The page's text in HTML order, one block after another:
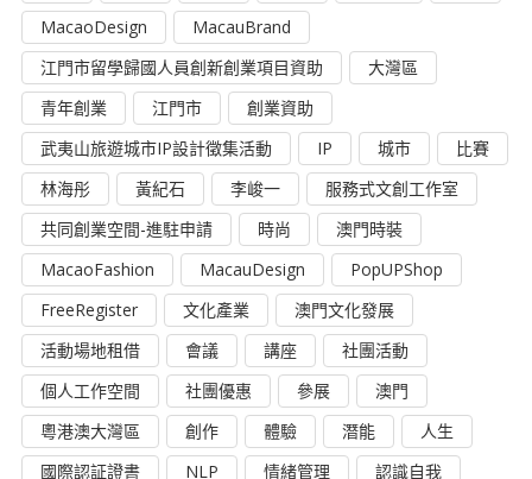
MacaoDesign
MacauBrand
江門市留學歸國人員創新創業項目資助
大灣區
青年創業
江門市
創業資助
武夷山旅遊城市IP設計徵集活動
IP 城市
比賽
林海彤
黃紀石 李峻一
服務式文創工作室
共同創業空間-進駐申請
時尚
澳門時裝
MacaoFashion
MacauDesign
PopUPShop
FreeRegister
文化產業
澳門文化發展
活動場地租借
會議 講座
社團活動
個人工作空間
社團優惠 參展
澳門
粵港澳大灣區
創作 體驗 潛能
人生
國際認証證書
NLP 情緒管理 認識自我